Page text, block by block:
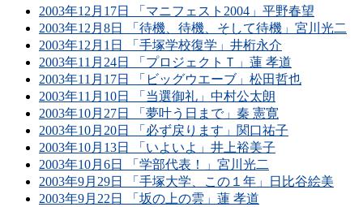
2003年12月17日 「マニフェスト2004」平野春望
2003年12月8日 「待機、待機、そして待機」宮川光二
2003年12月1日 「手塚学校復学」井桁永介
2003年11月24日 「プロジェクトＴ」蓮 孝道
2003年11月17日 「ビッグウエーブ」松田哲也
2003年11月10日 「当選御礼」中村公太朗
2003年10月27日 「夢叶う日まで」秦 憲寛
2003年10月20日 「必ず戻ります」関口祐子
2003年10月13日 「いよいよ」井上裕美子
2003年10月6日 「学部代表！」宮川光二
2003年9月29日 「手塚大学、この１年」日比谷絵美
2003年9月22日 「坂の上の雲」蓮 孝道